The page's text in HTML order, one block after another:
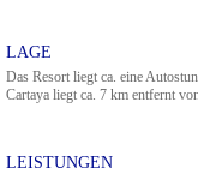
LAGE
Das Resort liegt ca. eine
Cartaya liegt ca. 7 km entfernt
LEISTUNGEN